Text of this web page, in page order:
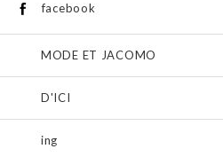
facebook
MODE ET JACOMO
D'ICI
ing